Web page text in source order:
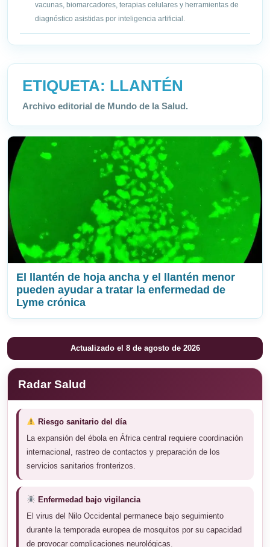
vacunas, biomarcadores, terapias celulares y herramientas de
diagnóstico asistidas por inteligencia artificial.
ETIQUETA: LLANTÉN
Archivo editorial de Mundo de la Salud.
El llantén de hoja ancha y el llantén menor
pueden ayudar a tratar la enfermedad de
Lyme crónica
Actualizado el 8 de agosto de 2026
Radar Salud
Riesgo sanitario del día
La expansión del ébola en África central requiere coordinación
internacional, rastreo de contactos y preparación de los
servicios sanitarios fronterizos.
Enfermedad bajo vigilancia
El virus del Nilo Occidental permanece bajo seguimiento
durante la temporada europea de mosquitos por su capacidad
de provocar complicaciones neurológicas.